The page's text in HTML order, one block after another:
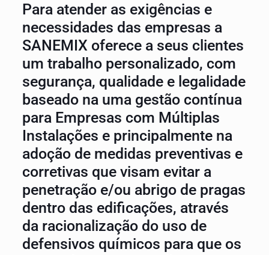
Para atender as exigências e
necessidades das empresas a
SANEMIX oferece a seus clientes
um trabalho personalizado, com
segurança, qualidade e legalidade
baseado na uma gestão contínua
para Empresas com Múltiplas
Instalações e principalmente na
adoção de medidas preventivas e
corretivas que visam evitar a
penetração e/ou abrigo de pragas
dentro das edificações, através
da racionalização do uso de
defensivos químicos para que os